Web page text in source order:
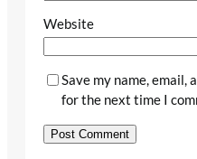
Website
Save my name, email,
for the next time I